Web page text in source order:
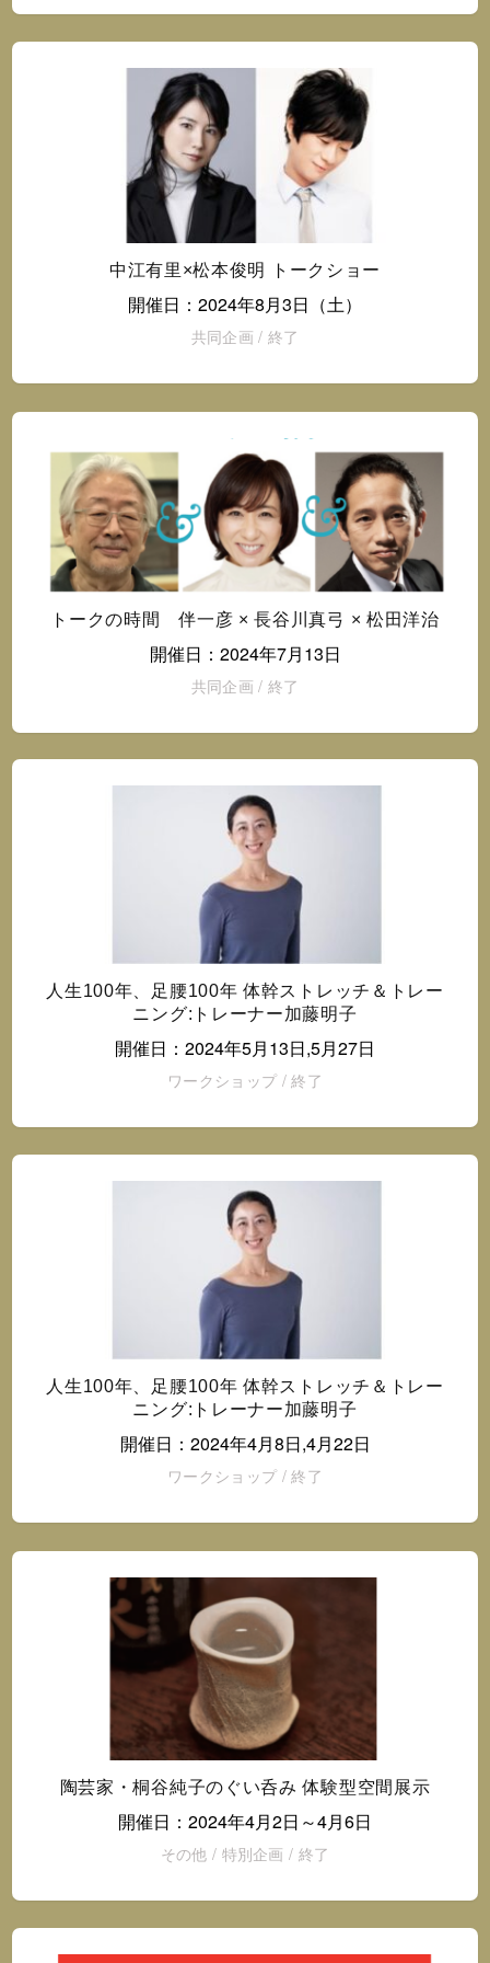
中江有里×松本俊明 トークショー
開催日：2024年8月3日（土）
共同企画 / 終了
トークの時間 伴一彦 × 長谷川真弓 × 松田洋治
開催日：2024年7月13日
共同企画 / 終了
人生100年、足腰100年 体幹ストレッチ＆トレー
ニング:トレーナー加藤明子
開催日：2024年5月13日,5月27日
ワークショップ/終了
人生100年、足腰100年 体幹ストレッチ＆トレー
ニング:トレーナー加藤明子
開催日：2024年4月8日,4月22日
ワークショップ/終了
陶芸家・桐谷純子のぐい呑み 体験型空間展示
開催日：2024年4月2日～4月6日
その他 / 特別企画 / 終了